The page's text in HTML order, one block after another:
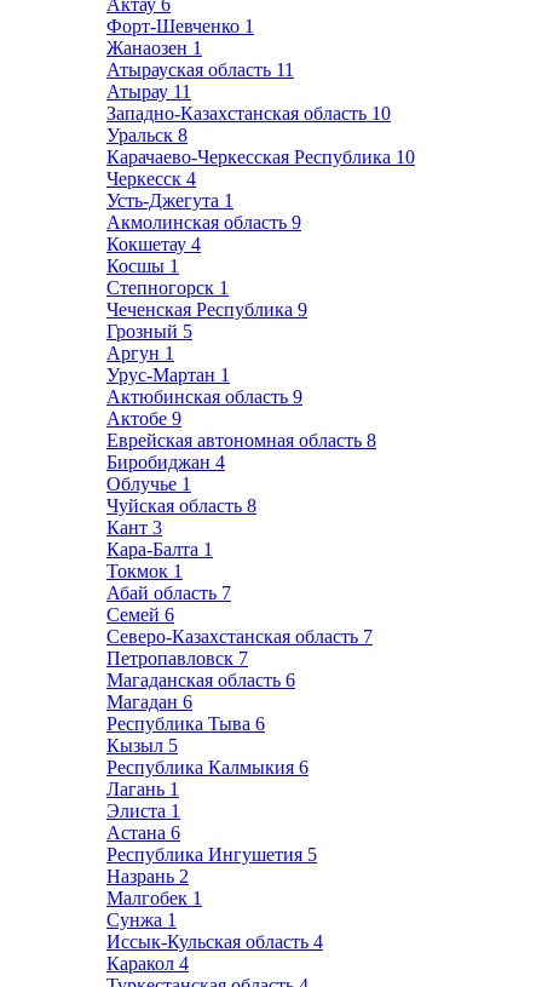
Актау 6
Форт-Шевченко 1
Жанаозен 1
Атырауская область 11
Атырау 11
Западно-Казахстанская область 10
Уральск 8
Карачаево-Черкесская Республика 10
Черкесск 4
Усть-Джегута 1
Акмолинская область 9
Кокшетау 4
Косшы 1
Степногорск 1
Чеченская Республика 9
Грозный 5
Аргун 1
Урус-Мартан 1
Актюбинская область 9
Актобе 9
Еврейская автономная область 8
Биробиджан 4
Облучье 1
Чуйская область 8
Кант 3
Кара-Балта 1
Токмок 1
Абай область 7
Семей 6
Северо-Казахстанская область 7
Петропавловск 7
Магаданская область 6
Магадан 6
Республика Тыва 6
Кызыл 5
Республика Калмыкия 6
Лагань 1
Элиста 1
Астана 6
Республика Ингушетия 5
Назрань 2
Малгобек 1
Сунжа 1
Иссык-Кульская область 4
Каракол 4